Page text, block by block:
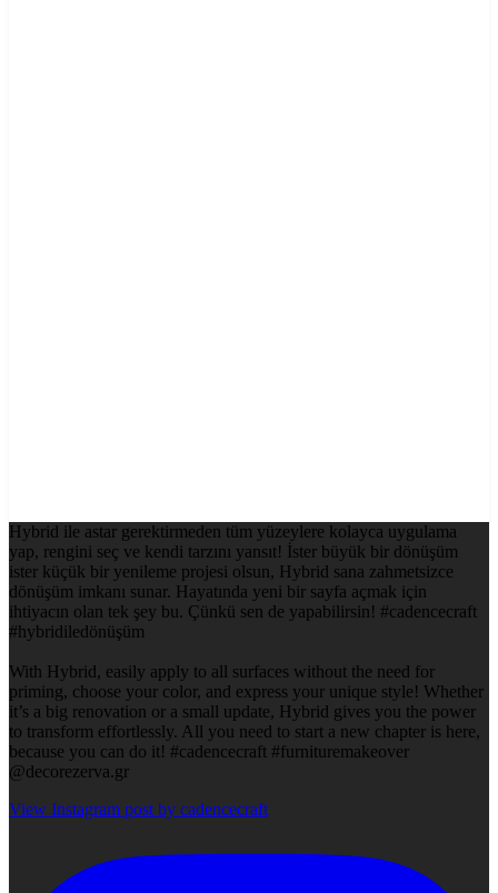
Hybrid ile astar gerektirmeden tüm yüzeylere kolayca uygulama
yap, rengini seç ve kendi tarzını yansıt! İster büyük bir dönüşüm
ister küçük bir yenileme projesi olsun, Hybrid sana zahmetsizce
dönüşüm imkanı sunar. Hayatında yeni bir sayfa açmak için
ihtiyacın olan tek şey bu. Çünkü sen de yapabilirsin! #cadencecraft
#hybridiledönüşüm
With Hybrid, easily apply to all surfaces without the need for
priming, choose your color, and express your unique style! Whether
it’s a big renovation or a small update, Hybrid gives you the power
to transform effortlessly. All you need to start a new chapter is here,
because you can do it! #cadencecraft #furnituremakeover
@decorezerva.gr
View Instagram post by cadencecraft